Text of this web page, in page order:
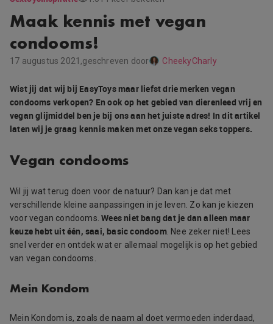
Maak kennis met vegan
condooms!
17 augustus 2021,geschreven door CheekyCharly
Wist jij dat wij bij EasyToys maar liefst drie merken vegan
condooms verkopen? En ook op het gebied van dierenleed vrij en
vegan glijmiddel ben je bij ons aan het juiste adres! In dit artikel
laten wij je graag kennis maken met onze vegan seks toppers.
Vegan condooms
Wil jij wat terug doen voor de natuur? Dan kan je dat met
verschillende kleine aanpassingen in je leven. Zo kan je kiezen
voor vegan condooms.Wees niet bang dat je dan alleen maar
keuze hebt uit één, saai, basic condoom. Nee zeker niet! Lees
snel verder en ontdek wat er allemaal mogelijk is op het gebied
van vegan condooms.
Mein Kondom
Mein Kondom is, zoals de naam al doet vermoeden inderdaad,